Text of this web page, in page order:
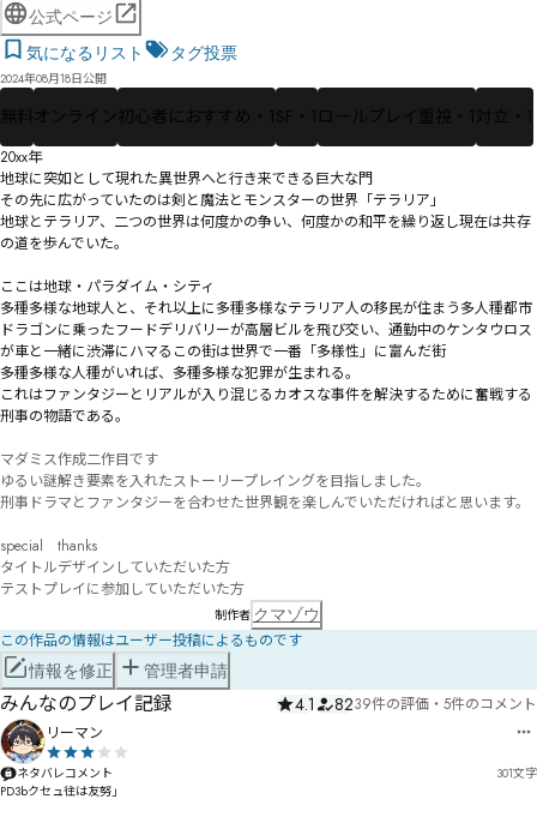
公式ページ
気になるリスト
タグ投票
2024年08月18日公開
無料 オンライン 初心者におすすめ・1SF・1 ロールプレイ重視・1 対立・1
20xx年
地球に突如として現れた異世界へと行き来できる巨大な門
その先に広がっていたのは剣と魔法とモンスターの世界「テラリア」
地球とテラリア、二つの世界は何度かの争い、何度かの和平を繰り返し現在は共存
の道を歩んでいた。
ここは地球・パラダイム・シティ
多種多様な地球人と、それ以上に多種多様なテラリア人の移民が住まう多人種都市
ドラゴンに乗ったフードデリバリーが高層ビルを飛び交い、通勤中のケンタウロス
が車と一緒に渋滞にハマるこの街は世界で一番「多様性」に富んだ街
多種多様な人種がいれば、多種多様な犯罪が生まれる。
これはファンタジーとリアルが入り混じるカオスな事件を解決するために奮戦する
刑事の物語である。
マダミス作成二作目です
ゆるい謎解き要素を入れたストーリープレイングを目指しました。
刑事ドラマとファンタジーを合わせた世界観を楽しんでいただければと思います。
special　thanks
タイトルデザインしていただいた方
テストプレイに参加していただいた方
制作者 クマゾウ
この作品の情報はユーザー投稿によるものです
情報を修正 管理者申請
みんなのプレイ記録 4.1 8239件の評価 ・ 5件のコメント
リーマン
ネタバレコメント 301文字
PD3bクセュ往は友努」